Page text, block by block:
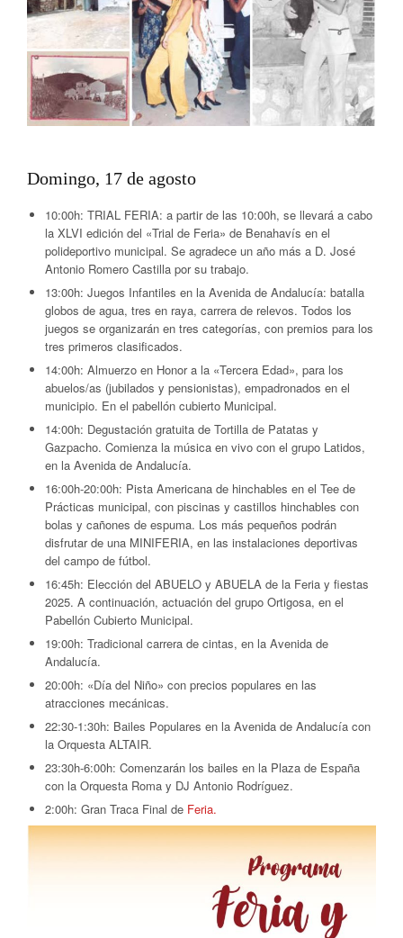
Domingo, 17 de agosto
10:00h: TRIAL FERIA: a partir de las 10:00h, se llevará a cabo
la XLVI edición del «Trial de Feria» de Benahavís en el
polideportivo municipal. Se agradece un año más a D. José
Antonio Romero Castilla por su trabajo.
13:00h: Juegos Infantiles en la Avenida de Andalucía: batalla
globos de agua, tres en raya, carrera de relevos. Todos los
juegos se organizarán en tres categorías, con premios para los
tres primeros clasificados.
14:00h: Almuerzo en Honor a la «Tercera Edad», para los
abuelos/as (jubilados y pensionistas), empadronados en el
municipio. En el pabellón cubierto Municipal.
14:00h: Degustación gratuita de Tortilla de Patatas y
Gazpacho. Comienza la música en vivo con el grupo Latidos,
en la Avenida de Andalucía.
16:00h-20:00h: Pista Americana de hinchables en el Tee de
Prácticas municipal, con piscinas y castillos hinchables con
bolas y cañones de espuma. Los más pequeños podrán
disfrutar de una MINIFERIA, en las instalaciones deportivas
del campo de fútbol.
16:45h: Elección del ABUELO y ABUELA de la Feria y fiestas
2025. A continuación, actuación del grupo Ortigosa, en el
Pabellón Cubierto Municipal.
19:00h: Tradicional carrera de cintas, en la Avenida de
Andalucía.
20:00h: «Día del Niño» con precios populares en las
atracciones mecánicas.
22:30-1:30h: Bailes Populares en la Avenida de Andalucía con
la Orquesta ALTAIR.
23:30h-6:00h: Comenzarán los bailes en la Plaza de España
con la Orquesta Roma y DJ Antonio Rodríguez.
2:00h: Gran Traca Final de Feria.